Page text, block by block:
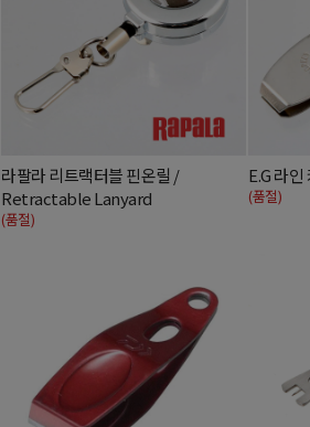
라팔라 리트랙터블 핀온릴 /
Retractable Lanyard
(품절)
E.G 라
(품절)